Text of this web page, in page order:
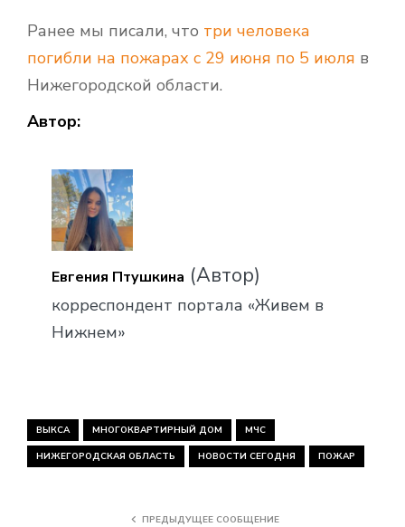
Ранее мы писали, что три человека
погибли на пожарах с 29 июня по 5 июля в
Нижегородской области.
Автор:
Евгения Птушкина (Автор)
корреспондент портала «Живем в
Нижнем»
ВЫКСА МНОГОКВАРТИРНЫЙ ДОМ МЧС
НИЖЕГОРОДСКАЯ ОБЛАСТЬ НОВОСТИ СЕГОДНЯ ПОЖАР
ПРЕДЫДУЩЕЕ СООБЩЕНИЕ